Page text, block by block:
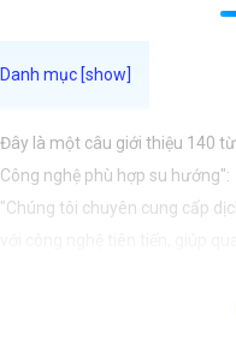
Đây là một câu giới thiệu 140
Công nghệ phù hợp su hướng":
"Chúng tôi chuyên cung cấp
linh hoạt. Với hệ thống này,
động trong khu vực mục tiêu
với chúng tôi để được tư vấn